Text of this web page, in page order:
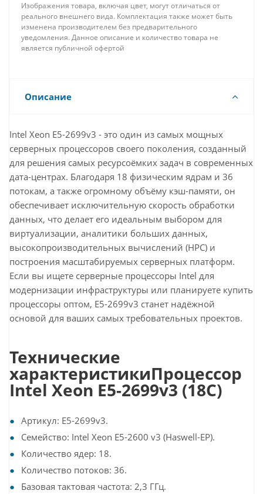
Изображения товара, включая цвет, могут отличаться от
реального внешнего вида. Комплектация также может быть
изменена производителем без предварительного
уведомления. Данное описание и количество товара не
является публичной офертой
Описание
Intel Xeon E5-2699v3 - это один из самых мощных
серверных процессоров своего поколения, созданный
для решения самых ресурсоёмких задач в современных
дата-центрах. Благодаря 18 физическим ядрам и 36
потокам, а также огромному объёму кэш-памяти, он
обеспечивает исключительную скорость обработки
данных, что делает его идеальным выбором для
виртуализации, аналитики больших данных,
высокопроизводительных вычислений (HPC) и
построения масштабируемых серверных платформ.
Если вы ищете серверные процессоры Intel для
модернизации инфраструктуры или планируете купить
процессоры оптом, E5-2699v3 станет надёжной
основой для ваших самых требовательных проектов.
Технические
характеристикиПроцессор
Intel Xeon E5-2699v3 (18C)
Артикул: E5-2699v3.
Семейство: Intel Xeon E5-2600 v3 (Haswell-EP).
Количество ядер: 18.
Количество потоков: 36.
Базовая тактовая частота: 2,3 ГГц.